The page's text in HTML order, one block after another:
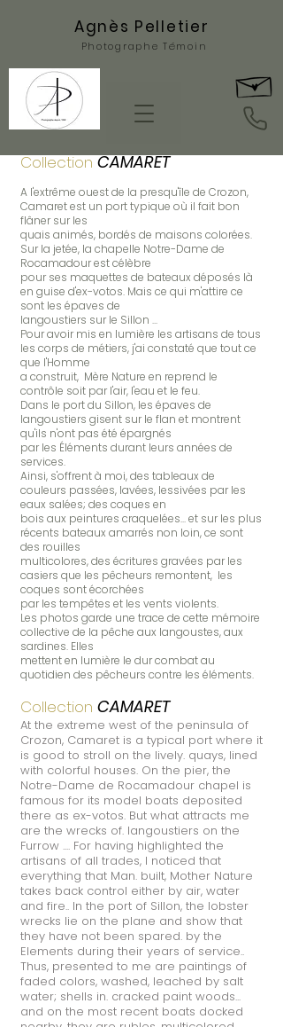
Agnès Pelletier
Photographe Témoin
Collection CAMARET
A l'extrême ouest de la presqu'île de Crozon,
Camaret est un port typique où il fait bon
flâner sur les
quais animés, bordés de maisons colorées.
Sur la jetée, la chapelle Notre-Dame de
Rocamadour est célèbre
pour ses maquettes de bateaux déposés là
en guise d'ex-votos. Mais ce qui m'attire ce
sont les épaves de
langoustiers sur le Sillon ...
Pour avoir mis en lumière les artisans de tous
les corps de métiers, j'ai constaté que tout ce
que l'Homme
a construit, Mère Nature en reprend le
contrôle soit par l'air, l'eau et le feu.
Dans le port du Sillon, les épaves de
langoustiers gisent sur le flan et montrent
qu'ils n'ont pas été épargnés
par les Éléments durant leurs années de
services.
Ainsi, s'offrent à moi, des tableaux de
couleurs passées, lavées, lessivées par les
eaux salées; des coques en
bois aux peintures craquelées... et sur les plus
récents bateaux amarrés non loin, ce sont
des rouilles
multicolores, des écritures gravées par les
casiers que les pêcheurs remontent, les
coques sont écorchées
par les tempêtes et les vents violents.
Les photos garde une trace de cette mémoire
collective de la pêche aux langoustes, aux
sardines. Elles
mettent en lumière le dur combat au
quotidien des pêcheurs contre les éléments.
Collection CAMARET
At the extreme west of the peninsula of
Crozon, Camaret is a typical port where it
is good to stroll on the lively. quays, lined
with colorful houses. On the pier, the
Notre-Dame de Rocamadour chapel is
famous for its model boats deposited
there as ex-votos. But what attracts me
are the wrecks of. langoustiers on the
Furrow .... For having highlighted the
artisans of all trades, I noticed that
everything that Man. built, Mother Nature
takes back control either by air, water
and fire.. In the port of Sillon, the lobster
wrecks lie on the plane and show that
they have not been spared. by the
Elements during their years of service..
Thus, presented to me are paintings of
faded colors, washed, leached by salt
water; shells in. cracked paint woods...
and on the most recent boats docked